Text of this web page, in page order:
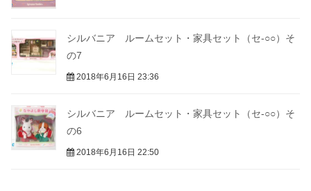
シルバニア ルームセット・家具セット（セ-○○）そ
の7
2018年6月16日 23:36
シルバニア ルームセット・家具セット（セ-○○）そ
の6
2018年6月16日 22:50